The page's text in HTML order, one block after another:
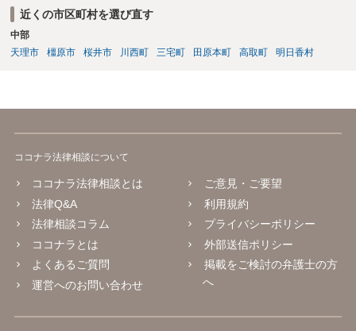
近くの市区町村を選び直す
中部
天理市
橿原市 桜井市 川西町 三宅町 田原本町 高取町 明日香村
ココナラ法律相談について
ココナラ法律相談とは
法律Q&A
法律相談コラム
ココナラとは
よくあるご質問
運営へのお問い合わせ
ご意見・ご要望
利用規約
プライバシーポリシー
外部送信ポリシー
掲載をご検討の弁護士の方
へ